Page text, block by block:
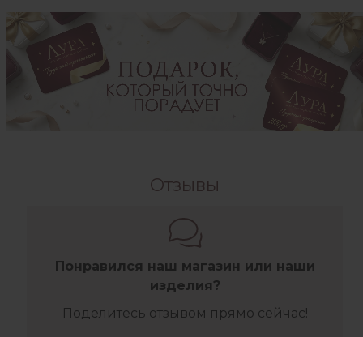
Отзывы
Понравился наш магазин или наши
изделия?
Поделитесь отзывом прямо сейчас!